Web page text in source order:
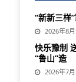
“新新三样
2026年8
快乐豫制
“鲁山”造
2026年7